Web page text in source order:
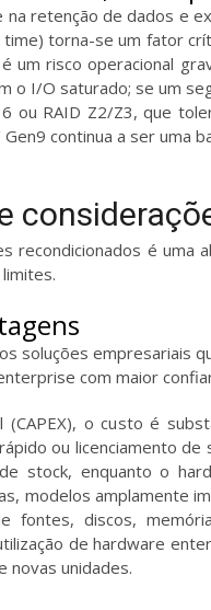
na retenção de dados e
torna-se um fator
um risco operacional
o I/O saturado; se um
ou RAID Z2/Z3, que
continua a ser uma
recondicionados é uma
soluções empresariais
com maior
(CAPEX), o custo é
ou licenciamento
stock, enquanto o
modelos amplamente
fontes, discos,
de hardware
novas unidades.